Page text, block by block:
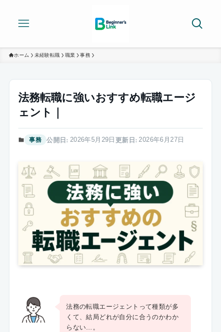
ホーム 未経験転職 職業 事務
法務転職に強いおすすめ転職エージ
ェント｜
事務 2026年5月29日 2026年6月27日
法務の転職エージェントって種類が多
くて、結局どれが自分に合うのかわか
らない…。